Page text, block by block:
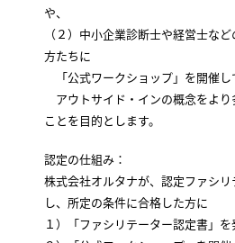
や、
（２）中小企業診断士や経営士な
方たちに
「公式ワークショップ」を開催し
アウトサイド・インの概念をより
ことを目的とします。
認定の仕組み：
株式会社オルタナが、認定ファシ
し、所定の条件に合格した方に
１）「ファシリテーター認定書」